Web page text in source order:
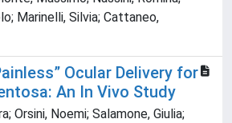
Marinelli, Silvia; Cattaneo,
Ocular Delivery for
An In Vivo Study
Orsini, Noemi; Salamone, Giulia;